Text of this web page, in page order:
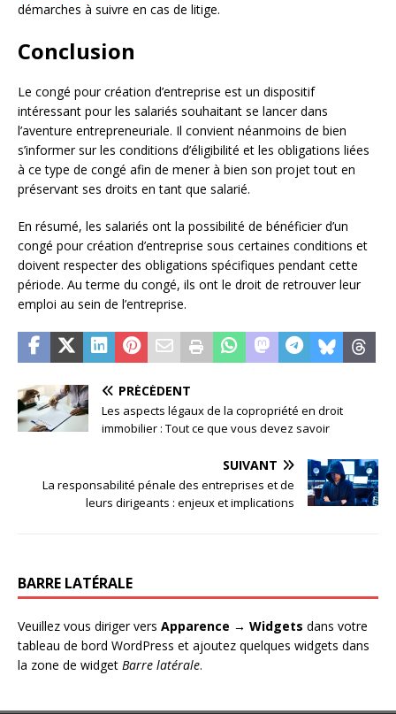
démarches à suivre en cas de litige.
Conclusion
Le congé pour création d’entreprise est un dispositif
intéressant pour les salariés souhaitant se lancer dans
l’aventure entrepreneuriale. Il convient néanmoins de bien
s’informer sur les conditions d’éligibilité et les obligations liées
à ce type de congé afin de mener à bien son projet tout en
préservant ses droits en tant que salarié.
En résumé, les salariés ont la possibilité de bénéficier d’un
congé pour création d’entreprise sous certaines conditions et
doivent respecter des obligations spécifiques pendant cette
période. Au terme du congé, ils ont le droit de retrouver leur
emploi au sein de l’entreprise.
PRÉCÉDENT
Les aspects légaux de la copropriété en droit
immobilier : Tout ce que vous devez savoir
SUIVANT
La responsabilité pénale des entreprises et de
leurs dirigeants : enjeux et implications
BARRE LATÉRALE
Veuillez vous diriger vers Apparence → Widgets dans votre
tableau de bord WordPress et ajoutez quelques widgets dans
la zone de widget Barre latérale.